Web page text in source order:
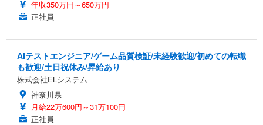
年収350万円～650万円
正社員
AIテストエンジニア/ゲーム品質検証/未経験歓迎/初めての転職
も歓迎/土日祝休み/昇給あり
株式会社ELシステム
神奈川県
月給22万600円～31万100円
正社員